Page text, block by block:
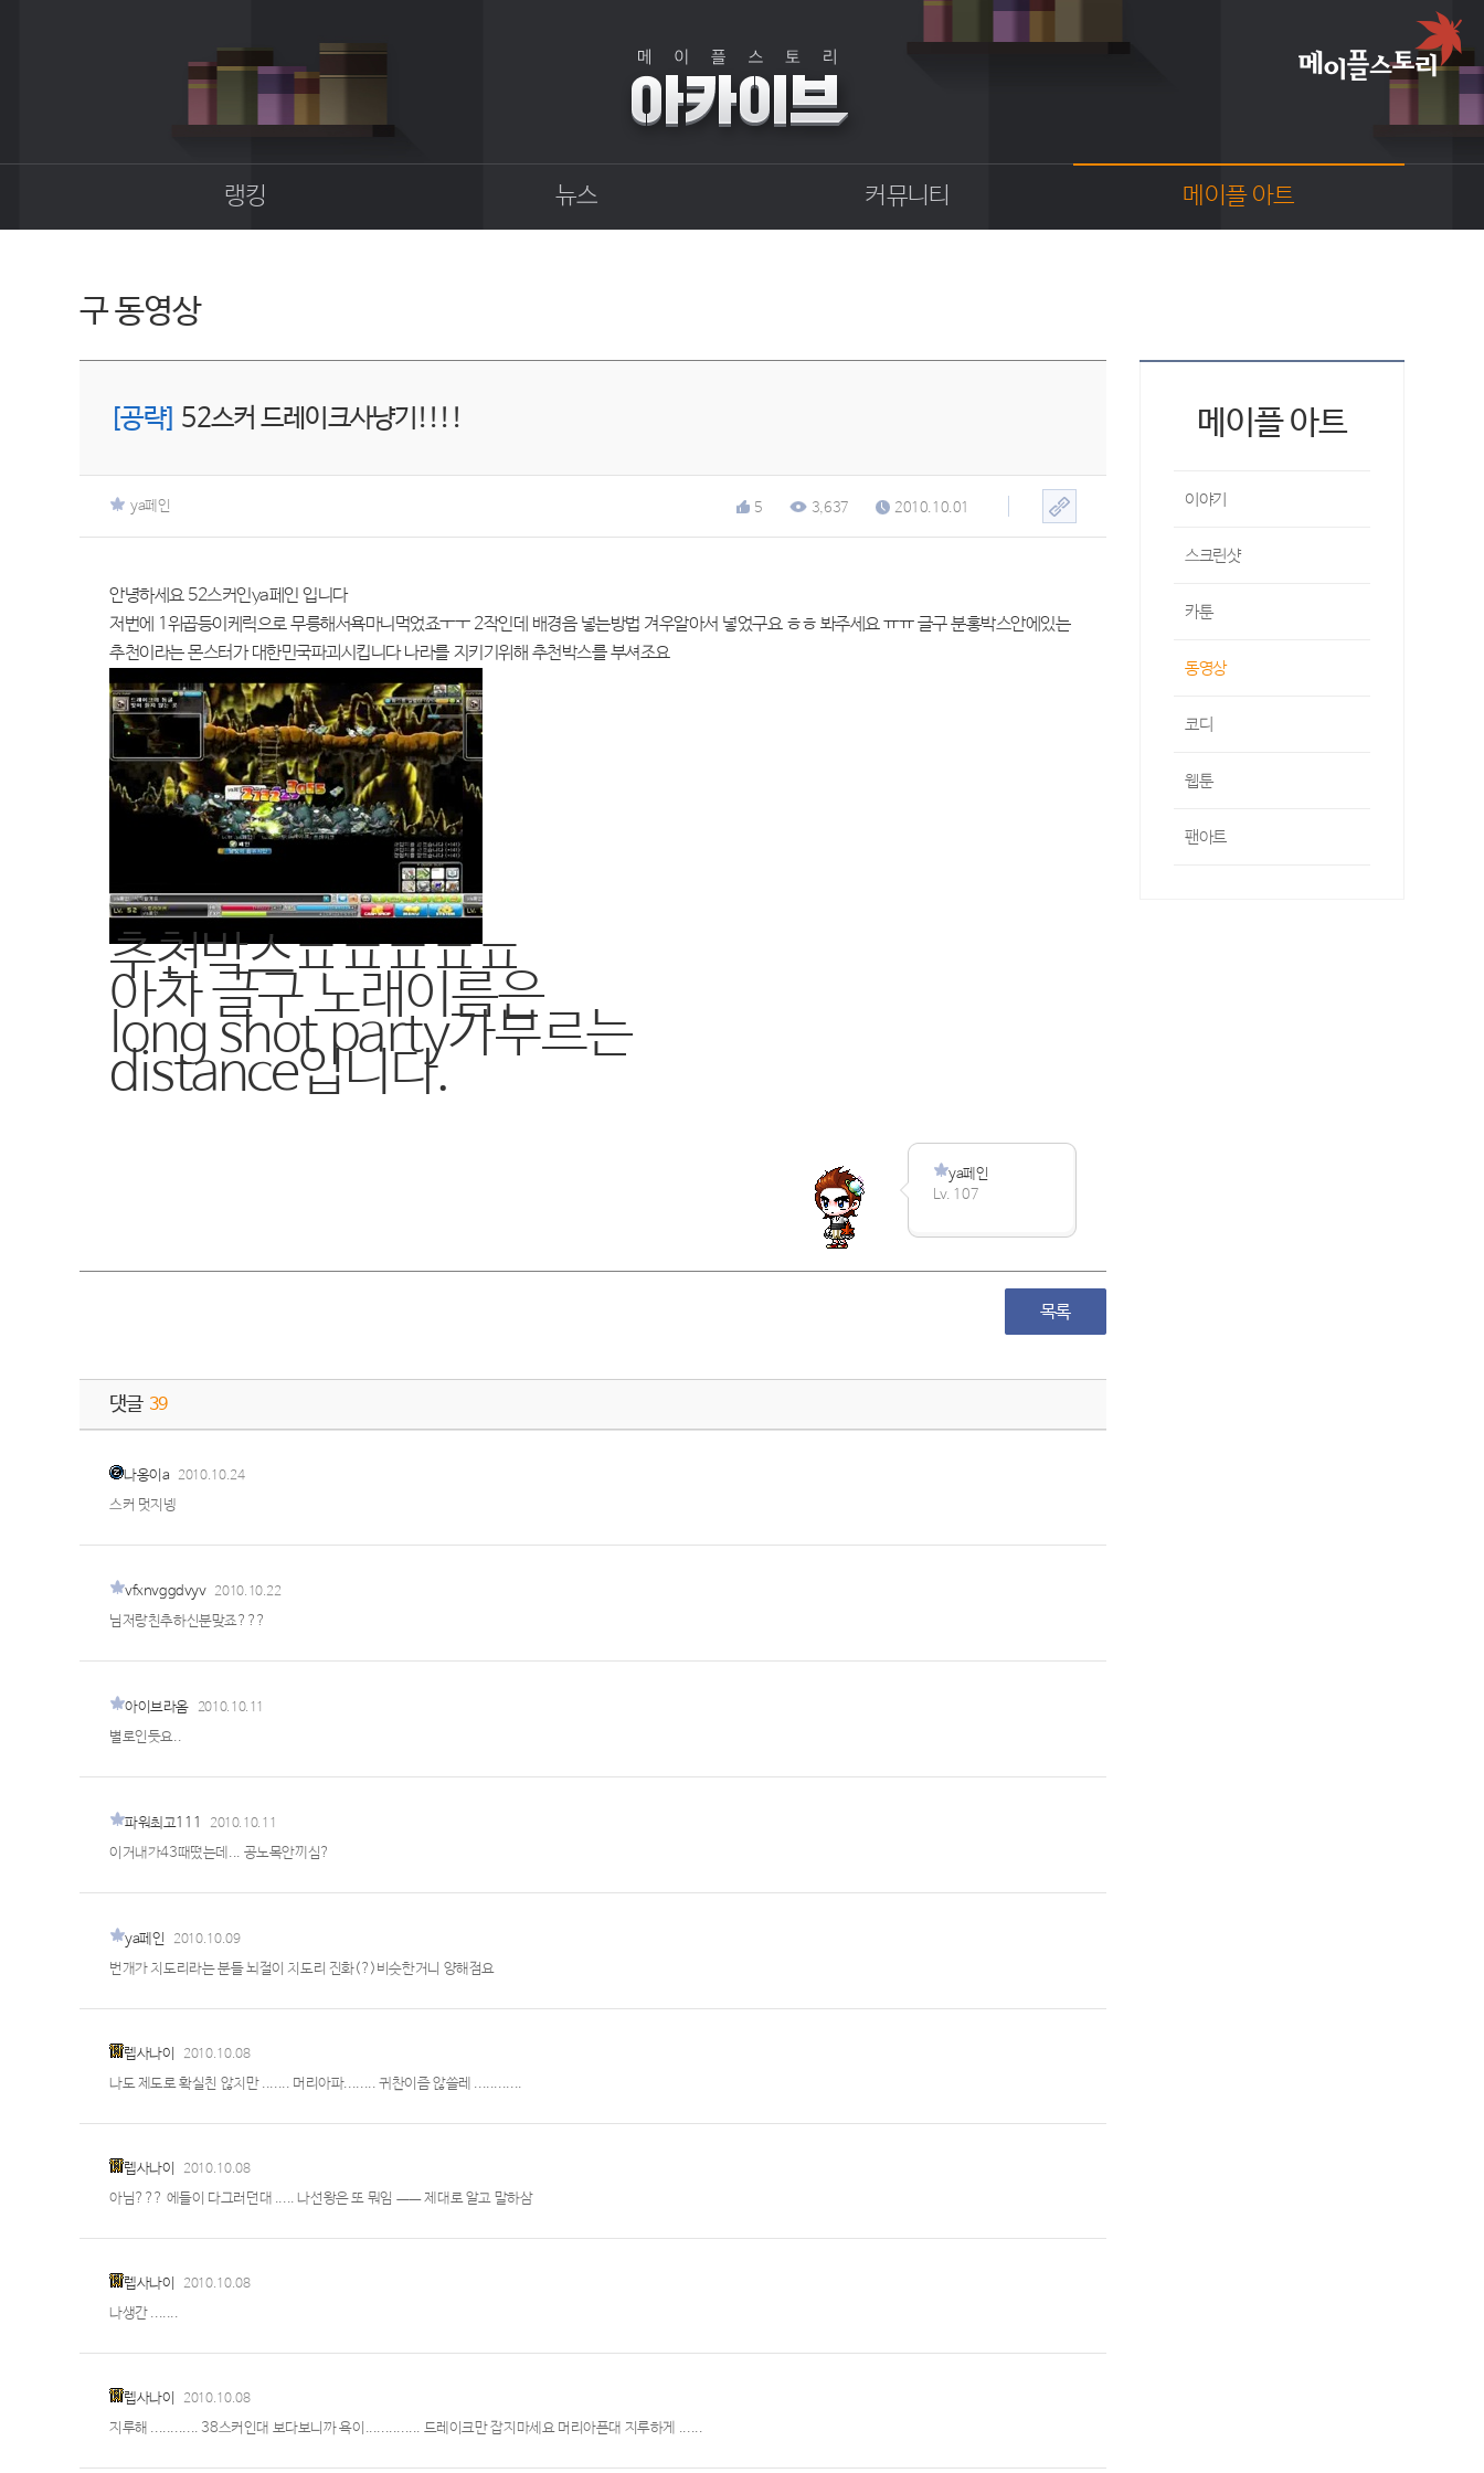
랭킹 뉴스 커뮤니티 메이플 아트
팬아트
구 동영상
[공략] 52스커 드레이크사냥기!!!!
ya페인 5 3,637 2010.10.01
안녕하세요 52스커인ya페인 입니다
저번에 1위곱등이케릭으로 무릉해서욕마니먹었죠ㅜㅜ 2작인데 배경음 넣는방법 겨우알아서 넣었구요 ㅎㅎ 봐주세요 ㅠㅠ 글구 분홍박스안에있는
추천이라는 몬스터가 대한민국파괴시킵니다 나라를 지키기위해 추천박스를 부셔조요
추천박스ㅍㅍㅍㅍㅍ
아차 글구 노래이름은
long shot party가부르는
distance입니다.
ya페인
Lv. 107
댓글 39
나옹이a 2010.10.24
스커 멋지넹
vfxnvggdvyv 2010.10.22
님저랑친추하신분맞죠???
아이브라옴 2010.10.11
별로인듯요..
파워최고111 2010.10.11
이거내가43때떴는데... 공노목안끼심?
ya페인 2010.10.09
번개가 치도리라는 분들 뇌절이 치도리 진화(?)비슷한거니 양해점요
렙사나이 2010.10.08
나도 제도로 확실친 않치만 ....... 머리아파........ 귀찬이즘 않쓸레 ............
렙사나이 2010.10.08
아님??? 에들이 다그러던대 ..... 나선왕은 또 뭐임 ㅡㅡ 제대로 알고 말하삼
렙사나이 2010.10.08
나생간 .......
렙사나이 2010.10.08
지루해 ............ 38스커인대 보다보니까 욕이.............. 드레이크만 잡지마세요 머리아픈대 지루하게 ......
메이플 아트
이야기
스크린샷
카툰
동영상
코디
웹툰
팬아트